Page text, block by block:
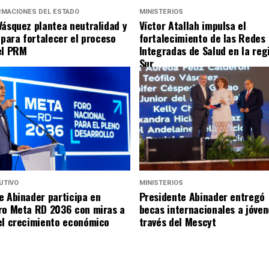
DEL ESTADO
plantea neutralidad y
fortalecer el proceso
PRM
MINISTERIOS
Víctor Atallah impulsa el
fortalecimiento de las Redes
Integradas de Salud en la
Sur
Abinader participa en
Meta RD 2036 con miras a
crecimiento económico
MINISTERIOS
Presidente Abinader
becas internacionales a
través del Mescyt